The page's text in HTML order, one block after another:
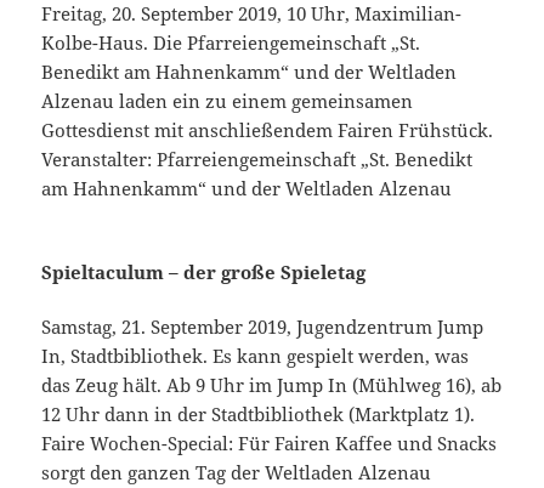
Freitag, 20. September 2019, 10 Uhr, Maximilian-
Kolbe-Haus. Die Pfarreiengemeinschaft „St.
Benedikt am Hahnenkamm“ und der Weltladen
Alzenau laden ein zu einem gemeinsamen
Gottesdienst mit anschließendem Fairen Frühstück.
Veranstalter: Pfarreiengemeinschaft „St. Benedikt
am Hahnenkamm“ und der Weltladen Alzenau
Spieltaculum – der große Spieletag
Samstag, 21. September 2019, Jugendzentrum Jump
In, Stadtbibliothek. Es kann gespielt werden, was
das Zeug hält. Ab 9 Uhr im Jump In (Mühlweg 16), ab
12 Uhr dann in der Stadtbibliothek (Marktplatz 1).
Faire Wochen-Special: Für Fairen Kaffee und Snacks
sorgt den ganzen Tag der Weltladen Alzenau